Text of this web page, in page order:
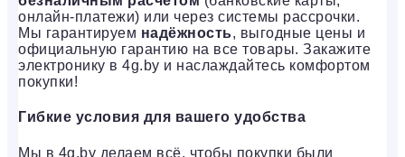
онлайн-платежи) или через системы рассрочки.
Мы гарантируем надёжность, выгодные цены и
официальную гарантию на все товары. Закажите
электронику в 4g.by и наслаждайтесь комфортом
покупки!
Гибкие условия для вашего удобства
Мы в 4g.by делаем всё, чтобы покупки были